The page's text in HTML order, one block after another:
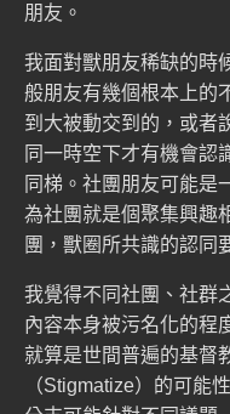
朋友。
我面對獸朋友稀缺的時
般朋友有幾個根本上的
到大被動交到的，或者
同一時空下才有機會認
同梯。社團朋友可能是
為社團就是個聚集興趣
團，獸圈所共識的認同
我覺得不同社團、社群
內容本身被污名化的程
就算是世間普遍的基督
（Stigmatize）的可能